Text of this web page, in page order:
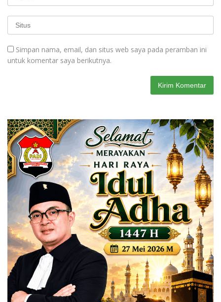
Simpan nama, email, dan situs web saya pada peramban ini
untuk komentar saya berikutnya.